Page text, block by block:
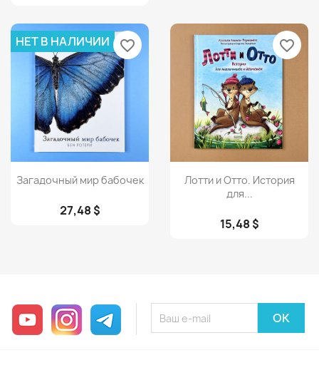
Просмотр
Загадочный мир бабочек
27,48 $
НЕТ В НАЛИЧИИ favorite_border
Просмотр
Лотти и Отто. История
для...
15,48 $
favorite_border
YouTube InstagramTelegram